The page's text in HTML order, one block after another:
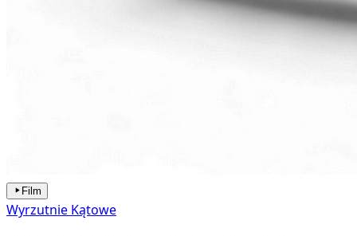
Film
Wyrzutnie Kątowe